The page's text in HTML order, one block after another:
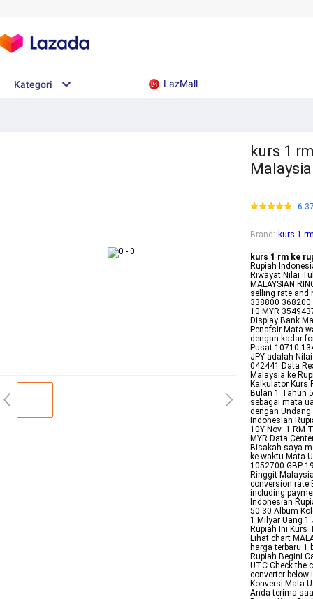
Kategori LazMall
kurs 1
Brand : kurs 1
kurs 1 rm ke
Rupiah
Riwayat Nilai
MALAYSIAN
selling rate and
338800 368200
10 MYR
Display Bank
Penafsir Mata
dengan kadar
Pusat 10710
JPY adalah
042441 Data
Malaysia ke
Kalkulator Kurs
Bulan 1 Tahun
sebagai mata
dengan
Indonesian
10Y Nov 1 RM
MYR Data
Bisakah saya
ke waktu Mata
1052700 GBP
Ringgit
conversion rate
including
Indonesian
50 30 Album
1 Milyar Uang 1
Rupiah Ini Kurs
Lihat chart
harga terbaru 1
Rupiah Begini
UTC Check the
converter below
Konversi Mata
Anda terima